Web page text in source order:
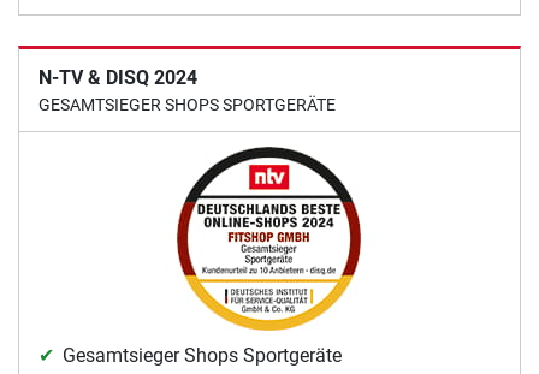
N-TV & DISQ 2024
GESAMTSIEGER SHOPS SPORTGERÄTE
Gesamtsieger Shops Sportgeräte